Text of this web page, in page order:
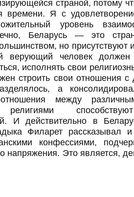
страной, потому
времени. Я с
уровень
Беларусь — это
но присутствуют
верующий человек должен
исполнять свои
строить свои отношения с
а
между
религиями
И действительно в
Филарет рассказывал
конфессиями,
напряжения. Это является,